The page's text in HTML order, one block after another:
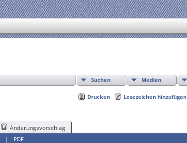
Suchen Medien
Drucken Lesezeichen hinzufügen
Änderungsvorschlag
| PDF